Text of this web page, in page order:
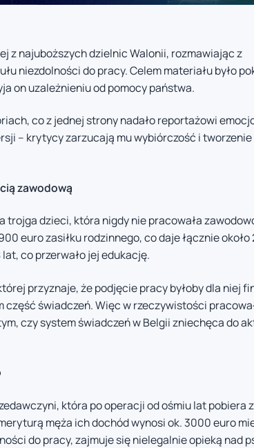
z najuboższych dzielnic Walonii, rozmawiając z
niezdolności do pracy. Celem materiału było
on uzależnieniu od pomocy państwa.
co z jednej strony nadało reportażowi
– krytycy zarzucają mu wybiórczość i tworzenie
zawodową
dzieci, która nigdy nie pracowała
euro zasiłku rodzinnego, co daje łącznie
co przerwało jej edukację.
przyznaje, że podjęcie pracy byłoby dla niej
część świadczeń. Więc w rzeczywistości
czy system świadczeń w Belgii zniechęca do
która po operacji od ośmiu lat pobiera
męża ich dochód wynosi ok. 3000 euro
do pracy, zajmuje się nielegalnie opieką nad